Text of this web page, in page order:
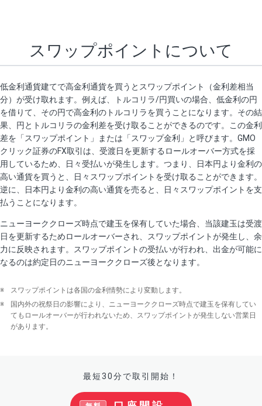
スワップポイントについて
低金利通貨建てで高金利通貨を買うとスワップポイント（金利差相当
分）が受け取れます。例えば、トルコリラ/円買いの場合、低金利の円
を借りて、その円で高金利のトルコリラを買うことになります。その結
果、円とトルコリラの金利差を受け取ることができるのです。この金利
差を「スワップポイント」または「スワップ金利」と呼びます。GMO
クリック証券のFX取引は、受渡日を更新するロールオーバー方式を採
用しているため、日々受払いが発生します。つまり、日本円より金利の
高い通貨を買うと、日々スワップポイントを受け取ることができます。
逆に、日本円より金利の高い通貨を売ると、日々スワップポイントを支
払うことになります。
ニューヨーククローズ時点で建玉を保有していた場合、当該建玉は受渡
日を更新するためロールオーバーされ、スワップポイントが発生し、余
力に反映されます。スワップポイントの受払いが行われ、出金が可能に
なるのは約定日のニューヨーククローズ後となります。
※
スワップポイントは各国の金利情勢により変動します。
※
国内外の祝祭日の影響により、ニューヨーククローズ時点で建玉を保有してい
てもロールオーバーが行われないため、スワップポイントが発生しない営業日
があります。
最短30分で取引開始！